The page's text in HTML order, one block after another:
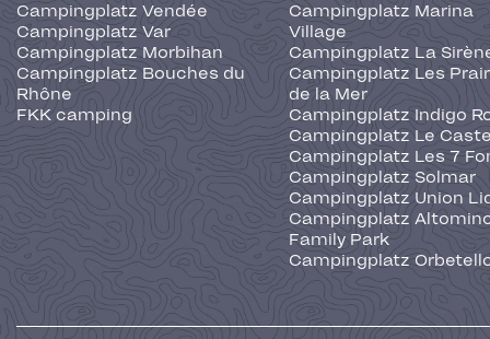
Campingplatz Vendée
Campingplatz Var
Campingplatz Morbihan
Campingplatz Bouches du
Rhône
FKK camping
Campingplatz Marina
Village
Campingplatz La
Campingplatz Les
de la Mer
Campingplatz Indigo
Campingplatz Le
Campingplatz Les 7
Campingplatz Solmar
Campingplatz Union
Campingplatz
Family Park
Campingplatz